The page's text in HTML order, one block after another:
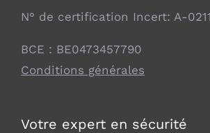
N° de certification Incert: A-0211
BCE : BE0473457790
Conditions générales
Votre expert en sécurité